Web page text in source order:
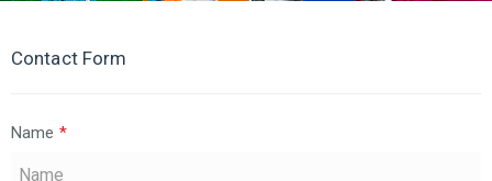
Contact Form
Name *